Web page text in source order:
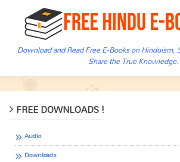
Download and Read Free E-Books on Hinduism,
Share the True Knowledge.
FREE DOWNLOADS !
Audio
Downloads